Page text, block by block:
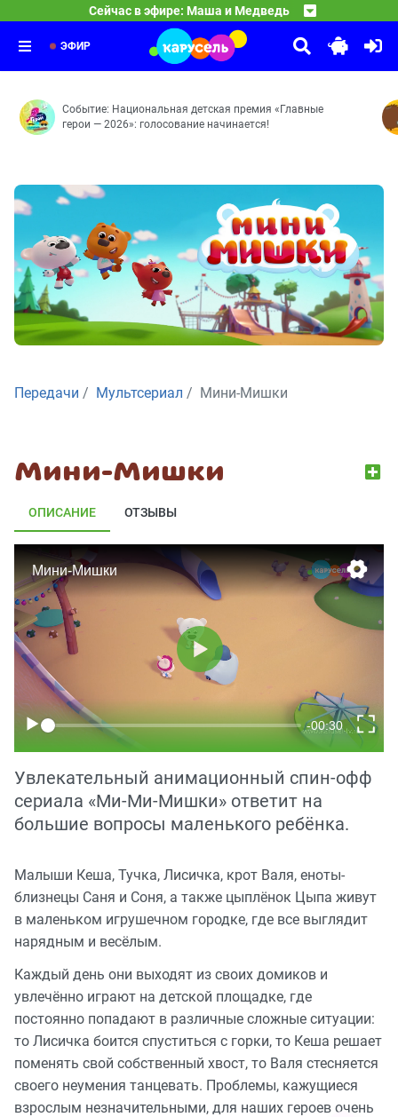
Сейчас в эфире: Маша и Медведь
Мохнатые качели — Кое-кто в сапогах — Грязное
01:30
Лунтик
Важное поручение — Кто тут самый-самый? —
Смешарики
Рояль — Энергия храпа — Молочное пари — Аноним —
ЭФИР
Событие: Национальная детская премия «Главные
герои — 2026»: голосование начинается!
Передачи Мультсериал Мини-Мишки
Мини-Мишки
ОПИСАНИЕ ОТЗЫВЫ
Увлекательный анимационный спин-офф
сериала «Ми-Ми-Мишки» ответит на
большие вопросы маленького ребёнка.
Малыши Кеша, Тучка, Лисичка, крот Валя, еноты-
близнецы Саня и Соня, а также цыплёнок Цыпа живут
в маленьком игрушечном городке, где все выглядит
нарядным и весёлым.
Каждый день они выходят из своих домиков и
увлечённо играют на детской площадке, где
постоянно попадают в различные сложные ситуации:
то Лисичка боится спуститься с горки, то Кеша решает
поменять свой собственный хвост, то Валя стесняется
своего неумения танцевать. Проблемы, кажущиеся
взрослым незначительными, для наших героев очень